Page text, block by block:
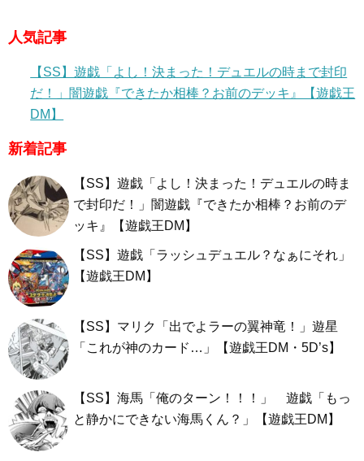
人気記事
【SS】遊戯「よし！決まった！デュエルの時まで封印
だ！」闇遊戯『できたか相棒？お前のデッキ』【遊戯王
DM】
新着記事
【SS】遊戯「よし！決まった！デュエルの時ま
で封印だ！」闇遊戯『できたか相棒？お前のデ
ッキ』【遊戯王DM】
【SS】遊戯「ラッシュデュエル？なぁにそれ」
【遊戯王DM】
【SS】マリク「出でよラーの翼神竜！」遊星
「これが神のカード…」【遊戯王DM・5D’s】
【SS】海馬「俺のターン！！！」 遊戯「もっ
と静かにできない海馬くん？」【遊戯王DM】